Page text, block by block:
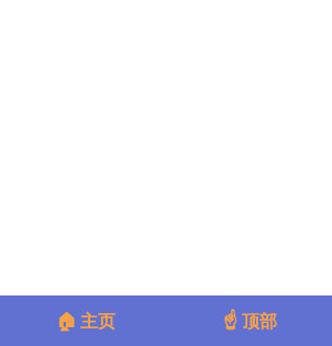
🏠 主页 ☝️ 顶部